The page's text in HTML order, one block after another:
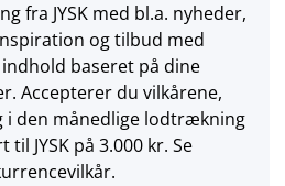
fra JYSK med bl.a. nyheder,
og tilbud med
baseret på dine
Accepterer du vilkårene,
i den månedlige lodtrækning
til JYSK på 3.000 kr. Se